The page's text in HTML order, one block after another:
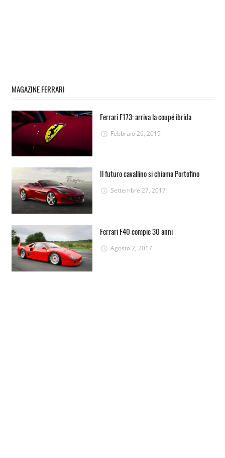
MAGAZINE FERRARI
Ferrari F173: arriva la coupé ibrida
Febbraio 26, 2019
Il futuro cavallino si chiama Portofino
Settembre 27, 2017
Ferrari F40 compie 30 anni
Agosto 2, 2017